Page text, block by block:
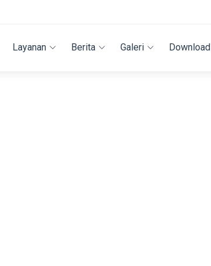
Layanan Berita Galeri Download